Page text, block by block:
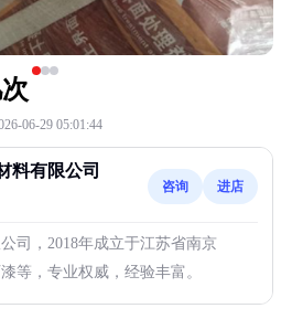
06-29 05:01:44
料有限公司
咨询 进店
司，2018年成立于江苏省南京
等，专业权威，经验丰富。